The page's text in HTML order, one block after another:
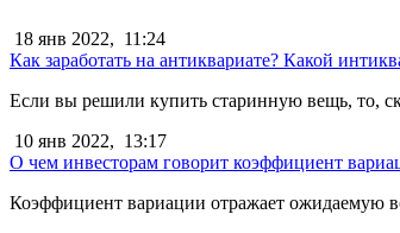
18 янв 2022, 11:24
Как заработать на антиквариате? Какой
Если вы решили купить старинную вещь, то,
10 янв 2022, 13:17
О чем инвесторам говорит коэффициент
Коэффициент вариации отражает ожидаемую